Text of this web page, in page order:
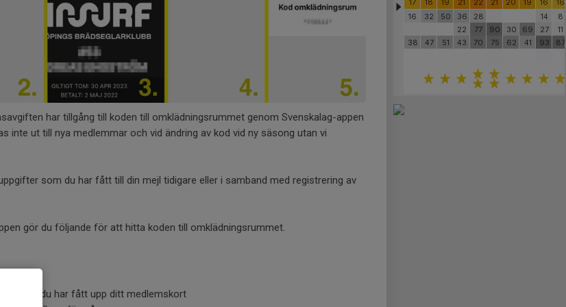
har tillgång till koden till omklädningsrummet genom Svenskalag-appen
inte ut till nya medlemmar och vid ändring av kod vid ny säsong utan vi
som du har fått till din mejl tidigare eller i samband med registrering av
gör du följande för att hitta koden till omklädningsrummet.
när du har fått upp ditt medlemskort